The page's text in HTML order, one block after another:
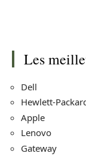
Les
Dell
Hewlett-
Apple
Lenovo
Gateway